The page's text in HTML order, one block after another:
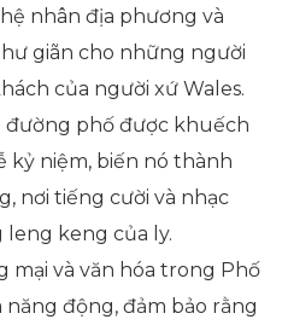
nhân địa phương và
giãn cho những người
của người xứ Wales.
đường phố được khuếch
kỷ niệm, biến nó thành
nơi tiếng cười và nhạc
leng keng của ly.
mại và văn hóa trong Phố
năng động, đảm bảo rằng